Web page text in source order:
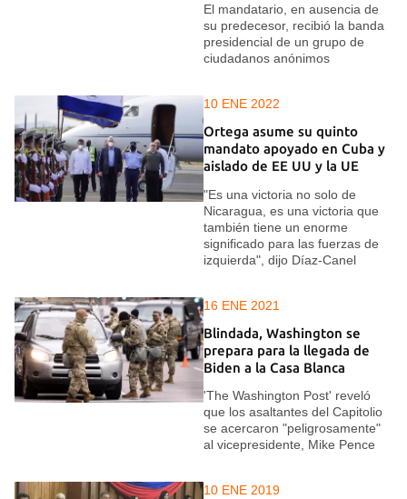
El mandatario, en ausencia de
su predecesor, recibió la banda
presidencial de un grupo de
ciudadanos anónimos
10 ENE 2022
Ortega asume su quinto
mandato apoyado en Cuba y
aislado de EE UU y la UE
"Es una victoria no solo de
Nicaragua, es una victoria que
también tiene un enorme
significado para las fuerzas de
izquierda", dijo Díaz-Canel
16 ENE 2021
Blindada, Washington se
prepara para la llegada de
Biden a la Casa Blanca
'The Washington Post' reveló
que los asaltantes del Capitolio
se acercaron "peligrosamente"
al vicepresidente, Mike Pence
10 ENE 2019